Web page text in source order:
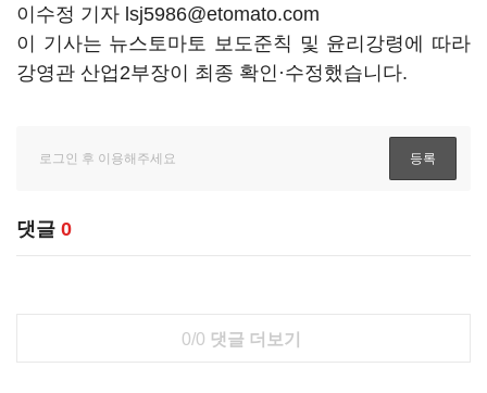
이수정 기자 lsj5986@etomato.com
이 기사는 뉴스토마토 보도준칙 및 윤리강령에 따라
강영관 산업2부장이 최종 확인·수정했습니다.
댓글 0
0/0 댓글 더보기